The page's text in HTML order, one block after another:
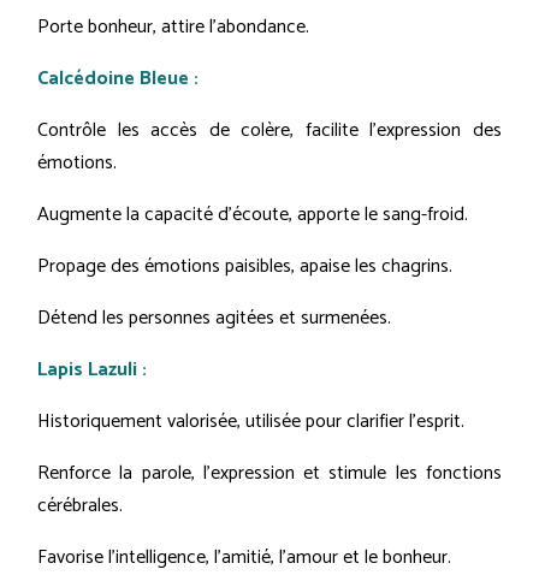
Porte bonheur, attire l'abondance.
Calcédoine Bleue :
Contrôle les accès de colère, facilite l'expression des
émotions.
Augmente la capacité d'écoute, apporte le sang-froid.
Propage des émotions paisibles, apaise les chagrins.
Détend les personnes agitées et surmenées.
Lapis Lazuli :
Historiquement valorisée, utilisée pour clarifier l'esprit.
Renforce la parole, l'expression et stimule les fonctions
cérébrales.
Favorise l'intelligence, l'amitié, l'amour et le bonheur.